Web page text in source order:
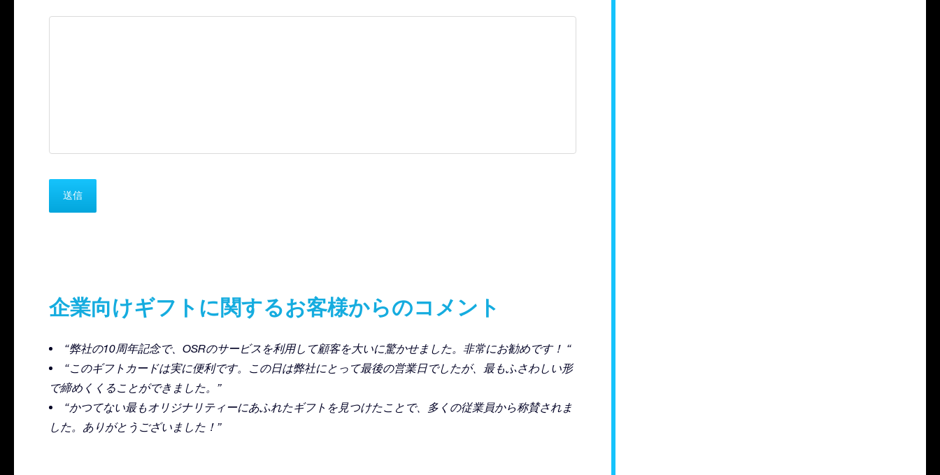
企業向けギフトに関するお客様からのコメント
“弊社の10周年記念で、OSRのサービスを利用して顧客を大いに驚かせました。非常にお勧めです！ “
“このギフトカードは実に便利です。この日は弊社にとって最後の営業日でしたが、最もふさわしい形
で締めくくることができました。”
“かつてない最もオリジナリティーにあふれたギフトを見つけたことで、多くの従業員から称賛されま
した。ありがとうございました！”